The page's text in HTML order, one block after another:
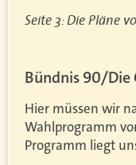
Seite 3: Die Pläne
Bündnis 90/Die
Hier müssen wir
Wahlprogramm
Programm liegt